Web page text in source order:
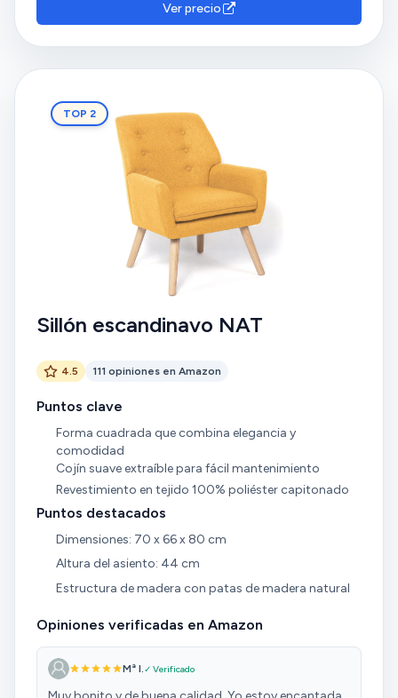
Ver precio
TOP 2
Sillón escandinavo NAT
4.5 111 opiniones en Amazon
Puntos clave
Forma cuadrada que combina elegancia y
comodidad
Cojín suave extraíble para fácil mantenimiento
Revestimiento en tejido 100% poliéster capitonado
Puntos destacados
Dimensiones: 70 x 66 x 80 cm
Altura del asiento: 44 cm
Estructura de madera con patas de madera natural
Opiniones verificadas en Amazon
Mª I.✓ Verificado